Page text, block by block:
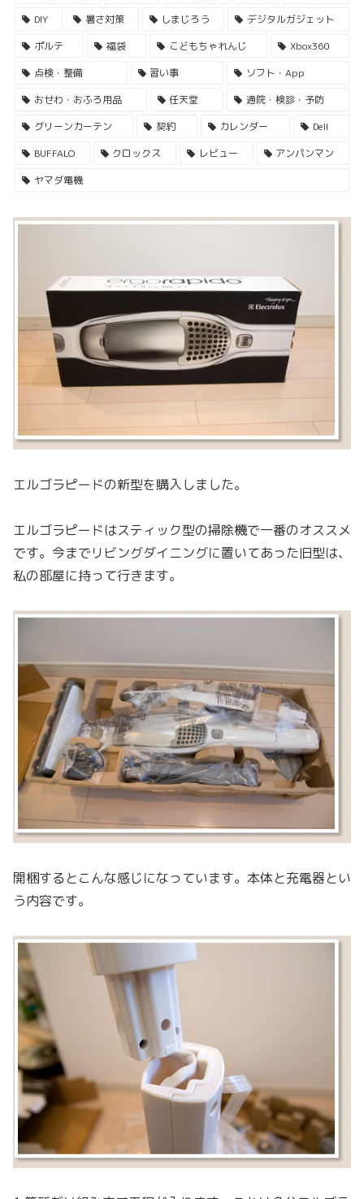
DIY
暑さ対策 しまじろう
デジタルガジェット
ポルテ
福袋 こどもちゃれんじ
Xbox360
点検・整備
習い事
ソフト・App
おせわ・おふろ用品
任天堂
通院・検診・予防
グリーンカーテン
契約 カレンダー
Dell
BUFFALO
クロックス レビュー
アンパンマン
ヤマダ電機
エルゴラピードの新型を購入しました。
エルゴラピードはスティック型の掃除機で一番のオススメ
です。今までリビングダイニングに置いてあった旧型は、
私の部屋に持って行きます。
開梱するとこんな感じになっています。本体と充電器とい
う内容です。